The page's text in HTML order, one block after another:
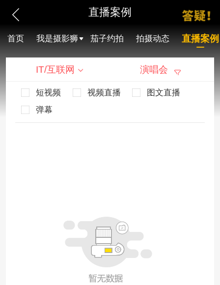
直播案例
首页 我是摄影狮 茄子约拍 拍摄动态 直播案例
IT/互联网 演唱会
短视频 视频直播
图文直播
弹幕